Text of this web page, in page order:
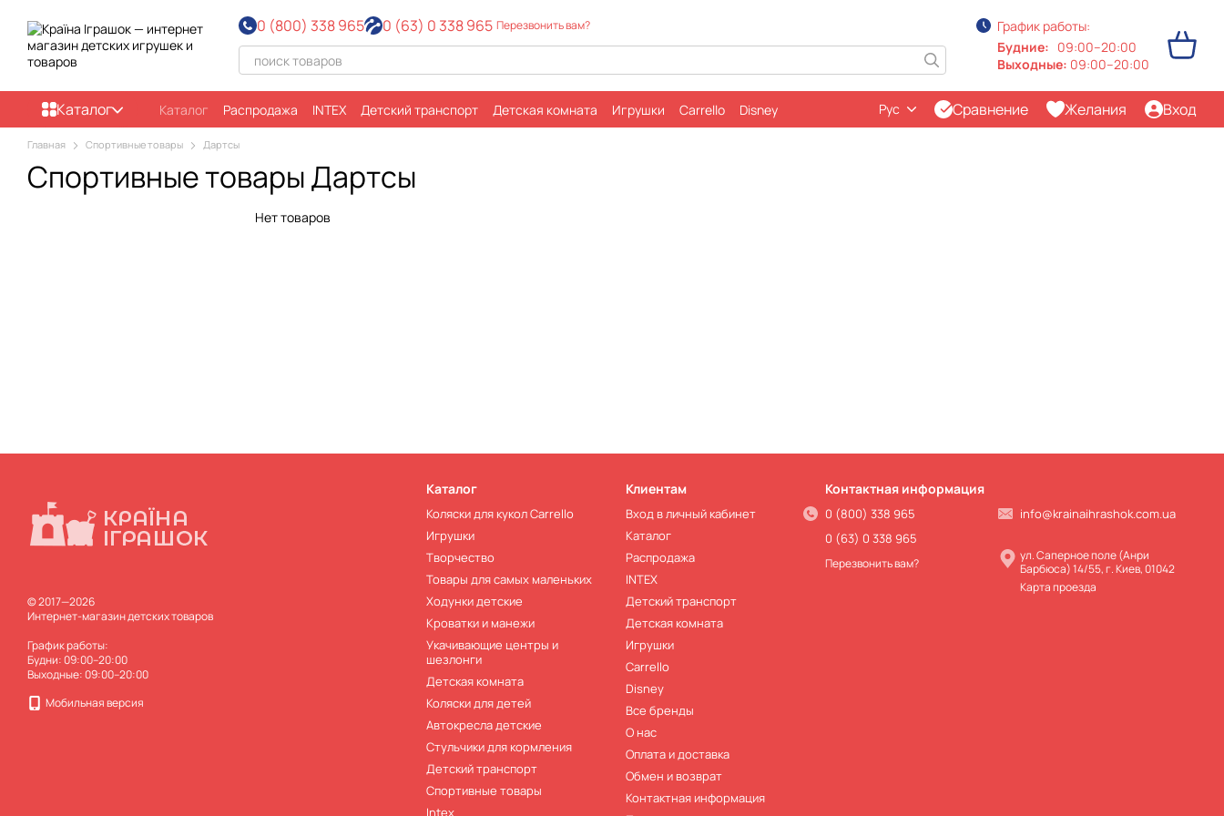
0 (800) 338 965 0 (63) 0 338 965 Перезвонить вам?
График работы:
Будние: 09:00–20:00
Выходные: 09:00–20:00
Каталог Каталог Распродажа INTEX Детский транспорт Детская комната Игрушки Carrello
Disney
Все бренды
О нас Оплата и доставка Обмен и возврат
Контактная информация
Пользовательское соглашение
Рус Сравнение Желания Вход
Главная Спортивные товары Дартсы
Спортивные товары Дартсы
Нет товаров
© 2017—2026
Интернет-магазин детских товаров
График работы:
Будни: 09:00–20:00
Выходные: 09:00–20:00
Мобильная версия
Каталог
Коляски для кукол Carrello
Игрушки
Творчество
Товары для самых маленьких
Ходунки детские
Кроватки и манежи
Укачивающие центры и
шезлонги
Детская комната
Коляски для детей
Автокресла детские
Стульчики для кормления
Детский транспорт
Спортивные товары
Intex
Клиентам
Вход в личный кабинет
Каталог
Распродажа
INTEX
Детский транспорт
Детская комната
Игрушки
Carrello
Disney
Все бренды
О нас
Оплата и доставка
Обмен и возврат
Контактная информация
Контактная информация
0 (800) 338 965
0 (63) 0 338 965
Перезвонить вам?
info@krainaihrashok.com.ua
ул. Саперное поле (Анри
Барбюса) 14/55, г. Киев, 01042
Карта проезда